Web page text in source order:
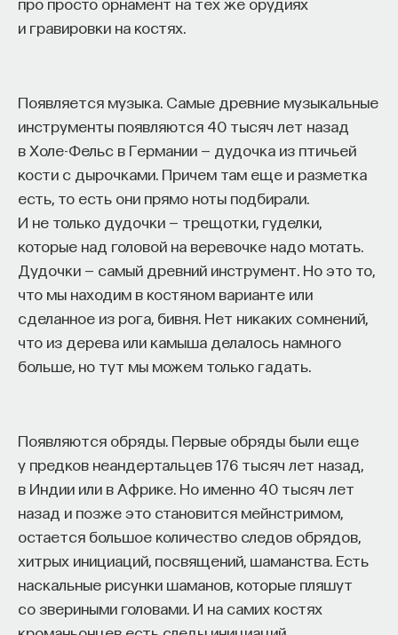
и гравировки на костях.
Появляется музыка. Самые древние музыкальные
инструменты появляются 40 тысяч лет назад
в Холе-Фельс в Германии — дудочка из птичьей
кости с дырочками. Причем там еще и разметка
есть, то есть они прямо ноты подбирали.
И не только дудочки — трещотки, гуделки,
которые над головой на веревочке надо мотать.
Дудочки — самый древний инструмент. Но это то,
что мы находим в костяном варианте или
сделанное из рога, бивня. Нет никаких сомнений,
что из дерева или камыша делалось намного
больше, но тут мы можем только гадать.
Появляются обряды. Первые обряды были еще
у предков неандертальцев 176 тысяч лет назад,
в Индии или в Африке. Но именно 40 тысяч лет
назад и позже это становится мейнстримом,
остается большое количество следов обрядов,
хитрых инициаций, посвящений, шаманства. Есть
наскальные рисунки шаманов, которые пляшут
со звериными головами. И на самих костях
Что касается драм чести, то в них преобладает
этих двух ипостасей чести разрешить почти
никогда не удается. Чаще всего в драмах чести
главным вершителем судеб героев оказывается
внешнее вмешательство. Так происходит,
скажем, в «Фуэнте Овехуне», так происходит
в «Звезде Севильи», в «Саламейском
алькальде» — самых знаменитых драмах чести
Лопе, когда король вынужден разрешить
конфликт и тем самым гарантировать
незыблемость устройства социума и его
нравственно-этических постулатов.
жанра, в котором бы он не испробовал свои силы.
Он пишет любовную и духовную лирику,
пасторальные и любовно-приключенческие
романы, рыцарский эпос, создает новеллы.
Но всю свою жизнь он занят театром. И именно
талант драматурга ставит Лопе де Вегу в ряд
4/24/2019